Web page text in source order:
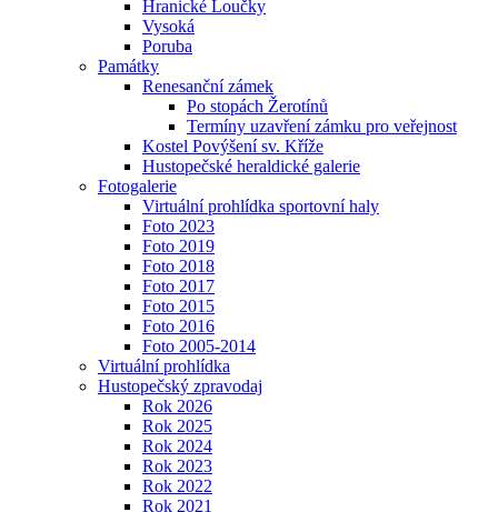
Hranické Loučky
Vysoká
Poruba
Památky
Renesanční zámek
Po stopách Žerotínů
Termíny uzavření zámku pro veřejnost
Kostel Povýšení sv. Kříže
Hustopečské heraldické galerie
Fotogalerie
Virtuální prohlídka sportovní haly
Foto 2023
Foto 2019
Foto 2018
Foto 2017
Foto 2015
Foto 2016
Foto 2005-2014
Virtuální prohlídka
Hustopečský zpravodaj
Rok 2026
Rok 2025
Rok 2024
Rok 2023
Rok 2022
Rok 2021